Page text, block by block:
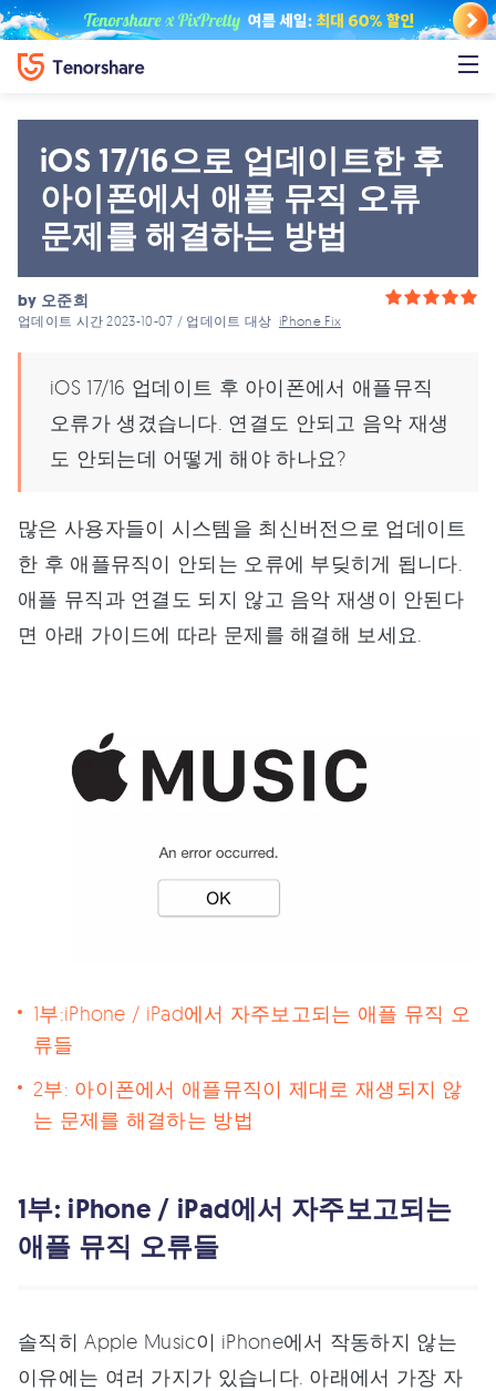
iOS 17/16으로 업데이트한 후
아이폰에서 애플 뮤직 오류
문제를 해결하는 방법
by 오준희
업데이트 시간 2023-10-07 / 업데이트 대상iPhone Fix
iOS 17/16 업데이트 후 아이폰에서 애플뮤직
오류가 생겼습니다. 연결도 안되고 음악 재생
도 안되는데 어떻게 해야 하나요?
많은 사용자들이 시스템을 최신버전으로 업데이트
한 후 애플뮤직이 안되는 오류에 부딪히게 됩니다.
애플 뮤직과 연결도 되지 않고 음악 재생이 안된다
면 아래 가이드에 따라 문제를 해결해 보세요.
1부:iPhone / iPad에서 자주보고되는 애플 뮤직 오
류들
2부: 아이폰에서 애플뮤직이 제대로 재생되지 않
는 문제를 해결하는 방법
1부: iPhone / iPad에서 자주보고되는
애플 뮤직 오류들
솔직히 Apple Music이 iPhone에서 작동하지 않는
이유에는 여러 가지가 있습니다. 아래에서 가장 자